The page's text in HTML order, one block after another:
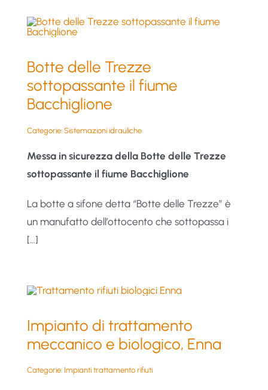
Botte delle Trezze
sottopassante il fiume
Bacchiglione
Categorie: Sistemazioni idrauliche
Messa in sicurezza della Botte delle Trezze
sottopassante il fiume Bacchiglione
La botte a sifone detta “Botte delle Trezze” è
un manufatto dell’ottocento che sottopassa i
[…]
Impianto di trattamento
meccanico e biologico, Enna
Categorie: Impianti trattamento rifiuti